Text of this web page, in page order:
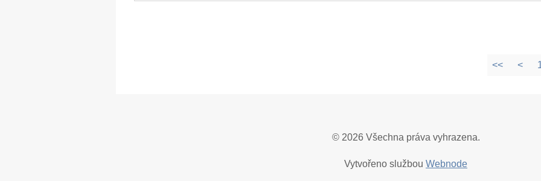
<< <
© 2026 Všechna práva vyhrazena.
Vytvořeno službou Webnode